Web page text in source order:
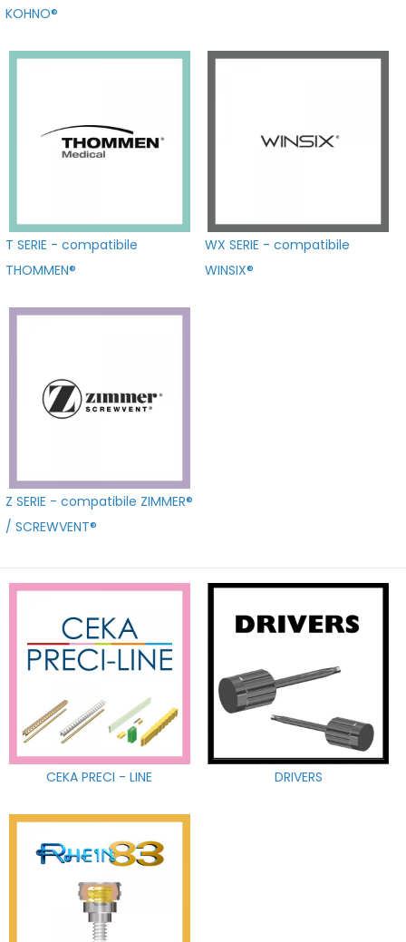
KOHNO®
T SERIE - compatibile
THOMMEN®
WX SERIE - compatibile
WINSIX®
Z SERIE - compatibile ZIMMER®
/ SCREWVENT®
CEKA PRECI - LINE DRIVERS